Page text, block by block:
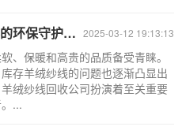
2025-03-12 19:13:13
保守护者》
、保暖和高贵的品质备受青睐。
存羊绒纱线的问题也逐渐凸显出
绒纱线回收公司扮演着至关重要
...